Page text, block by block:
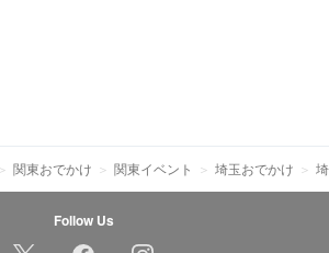
関東おでかけ 関東イベント 埼玉おでかけ
Follow Us